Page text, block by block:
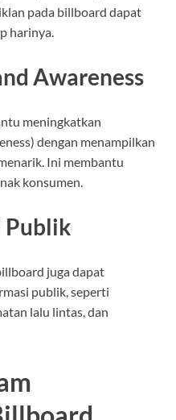
pada billboard dapat
harinya.
Awareness
meningkatkan
dengan menampilkan
Ini membantu
konsumen.
Publik
juga dapat
publik, seperti
lalu lintas, dan